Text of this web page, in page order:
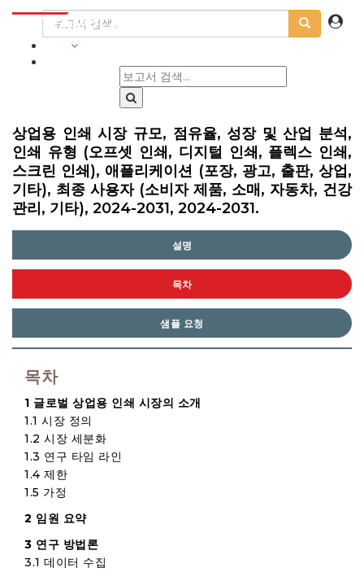
상업용 인쇄 시장 규모, 점유율, 성장 및 산업 분석,
인쇄 유형 (오프셋 인쇄, 디지털 인쇄, 플렉스 인쇄,
스크린 인쇄), 애플리케이션 (포장, 광고, 출판, 상업,
기타), 최종 사용자 (소비자 제품, 소매, 자동차, 건강
관리, 기타), 2024-2031, 2024-2031.
설명
목차
샘플 요청
목차
1 글로벌 상업용 인쇄 시장의 소개
1.1 시장 정의
1.2 시장 세분화
1.3 연구 타임 라인
1.4 제한
1.5 가정
2 임원 요약
3 연구 방법론
3.1 데이터 수집